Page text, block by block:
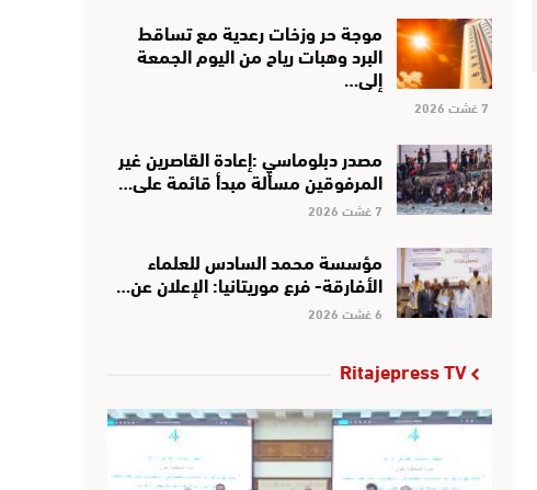
موجة حر وزخات رعدية مع تساقط
البرد وهبات رياح من اليوم الجمعة
إلى…
7 غشت 2026
مصدر دبلوماسي :إعادة القاصرين غير
المرفوقين مسألة مبدأ قائمة على…
7 غشت 2026
مؤسسة محمد السادس للعلماء
الأفارقة- فرع موريتانيا: الإعلان عن…
6 غشت 2026
Ritajepress TV